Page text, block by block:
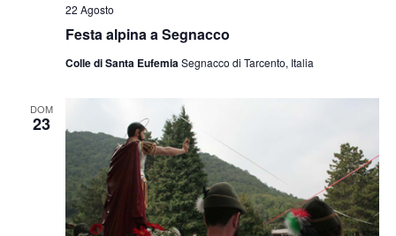
Festa alpina a Segnacco
22 Agosto
Colle di Santa EufemiaSegnacco di Tarcento, Italia
DOM
23